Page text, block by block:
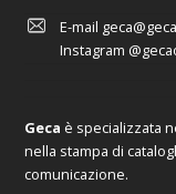
E-mail
Instagram
Geca è specializzata
nella stampa di
comunicazione.